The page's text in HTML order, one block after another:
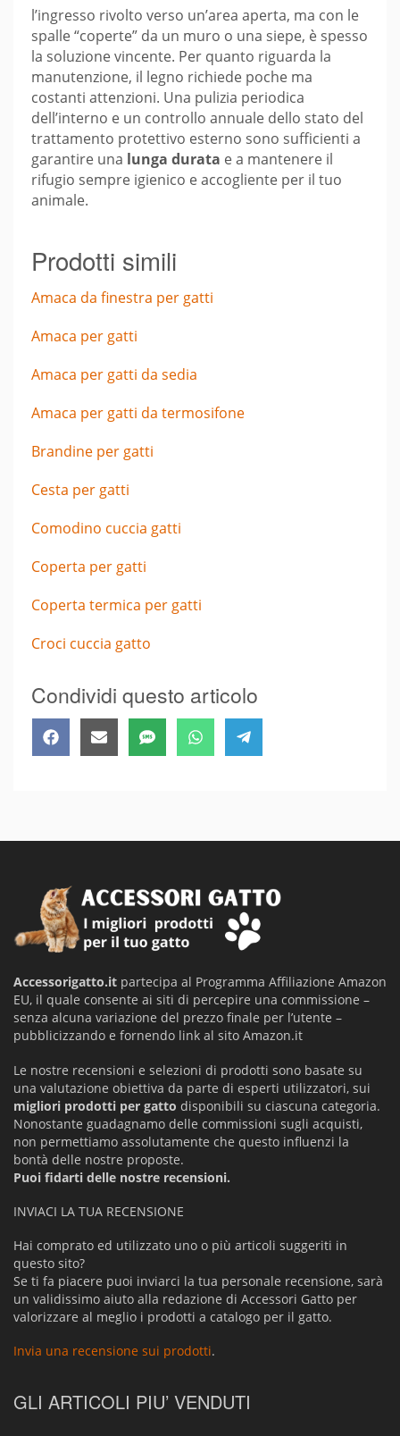
l’ingresso rivolto verso un’area aperta, ma con le
spalle “coperte” da un muro o una siepe, è spesso
la soluzione vincente. Per quanto riguarda la
manutenzione, il legno richiede poche ma
costanti attenzioni. Una pulizia periodica
dell’interno e un controllo annuale dello stato del
trattamento protettivo esterno sono sufficienti a
garantire una lunga durata e a mantenere il
rifugio sempre igienico e accogliente per il tuo
animale.
Prodotti simili
Amaca da finestra per gatti
Amaca per gatti
Amaca per gatti da sedia
Amaca per gatti da termosifone
Brandine per gatti
Cesta per gatti
Comodino cuccia gatti
Coperta per gatti
Coperta termica per gatti
Croci cuccia gatto
Condividi questo articolo
Share
on
FacebookShare
on
Email Share
on
SMS Share
on
WhatsAppShare
on
Accessorigatto.it partecipa al Programma Affiliazione Amazon
EU, il quale consente ai siti di percepire una commissione –
senza alcuna variazione del prezzo finale per l’utente –
pubblicizzando e fornendo link al sito Amazon.it
Le nostre recensioni e selezioni di prodotti sono basate su
una valutazione obiettiva da parte di esperti utilizzatori, sui
migliori prodotti per gatto disponibili su ciascuna categoria.
Nonostante guadagnamo delle commissioni sugli acquisti,
non permettiamo assolutamente che questo influenzi la
bontà delle nostre proposte.
Puoi fidarti delle nostre recensioni.
INVIACI LA TUA RECENSIONE
Hai comprato ed utilizzato uno o più articoli suggeriti in
questo sito?
Se ti fa piacere puoi inviarci la tua personale recensione, sarà
un validissimo aiuto alla redazione di Accessori Gatto per
valorizzare al meglio i prodotti a catalogo per il gatto.
Invia una recensione sui prodotti.
GLI ARTICOLI PIU’ VENDUTI